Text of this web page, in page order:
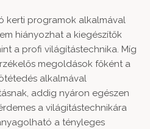
kerti programok alkalmával
hiányozhat a kiegészítők
a profi világítástechnika. Míg
megoldások főként a
alkalmával
addig nyáron egészen
a világítástechnikára
a tényleges